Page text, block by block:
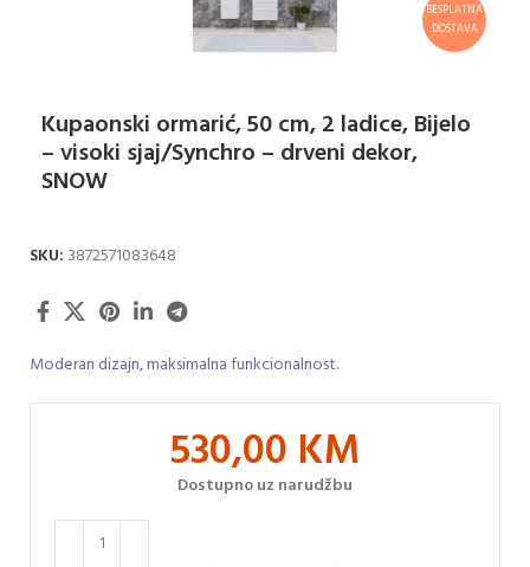
BESPLATNA
DOSTAVA
Kupaonski ormarić, 50 cm, 2 ladice, Bijelo
– visoki sjaj/Synchro – drveni dekor,
SNOW
SKU: 3872571083648
Moderan dizajn, maksimalna funkcionalnost.
530,00 KM
Dostupno uz narudžbu